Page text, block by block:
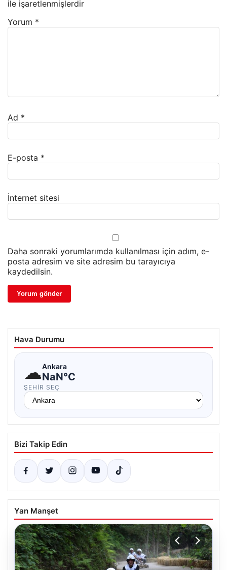
ile işaretlenmişlerdir
Yorum *
Ad *
E-posta *
İnternet sitesi
Daha sonraki yorumlarımda kullanılması için adım, e-
posta adresim ve site adresim bu tarayıcıya
kaydedilsin.
Hava Durumu
☁Ankara
NaN°C
ŞEHIR SEÇ
Bizi Takip Edin
Yan Manşet